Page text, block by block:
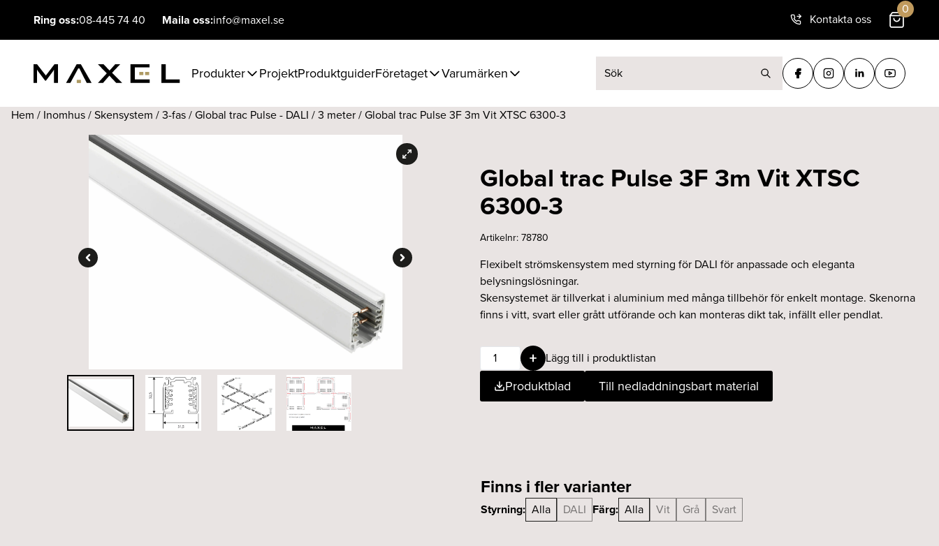
Ring oss:08-445 74 40 Maila oss:info@maxel.se Kontakta oss
0
Produkter ProjektProduktguiderFöretaget Varumärken Sök efter:
Hem / Inomhus/Skensystem /3-fas/Global trac Pulse - DALI /3 meter/ Global trac Pulse 3F 3m Vit XTSC 6300-3
Global trac Pulse 3F 3m Vit XTSC
6300-3
Artikelnr:78780
Flexibelt strömskensystem med styrning för DALI för anpassade och eleganta
belysningslösningar.
Skensystemet är tillverkat i aluminium med många tillbehör för enkelt montage. Skenorna
finns i vitt, svart eller grått utförande och kan monteras dikt tak, infällt eller pendlat.
Global
trac
Pulse
3F
3
mängd
Lägg till i produktlistan
Produktblad Till nedladdningsbart material
Finns i fler varianter
Styrning: Alla DALI Färg: Alla Vit Grå Svart